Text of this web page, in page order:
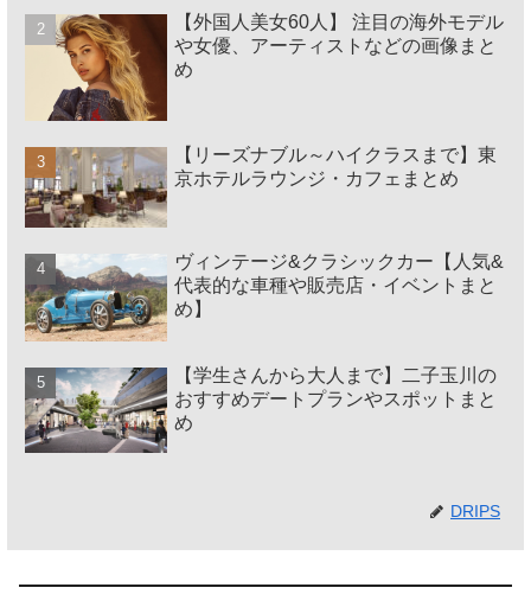
【外国人美女60人】 注目の海外モデル
や女優、アーティストなどの画像まと
め
【リーズナブル～ハイクラスまで】東
京ホテルラウンジ・カフェまとめ
ヴィンテージ&クラシックカー【人気&
代表的な車種や販売店・イベントまと
め】
【学生さんから大人まで】二子玉川の
おすすめデートプランやスポットまと
め
DRIPS